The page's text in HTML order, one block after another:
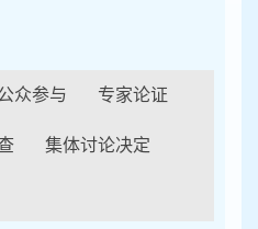
众参与 专家论证
集体讨论决定